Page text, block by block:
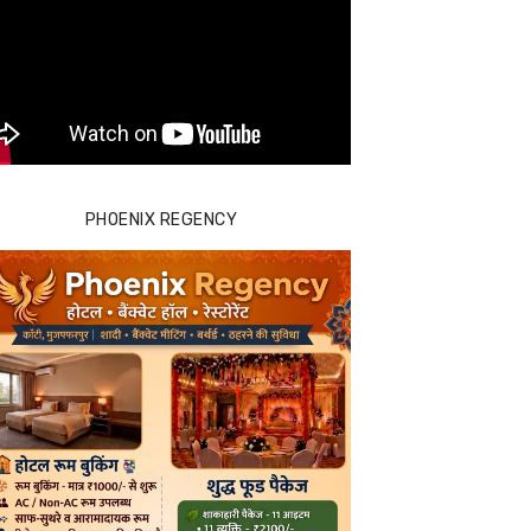
PHOENIX REGENCY